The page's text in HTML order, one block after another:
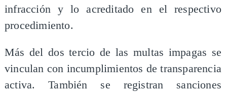
infracción y lo acreditado en el respectivo
procedimiento.
Más del dos tercio de las multas impagas se
vinculan con incumplimientos de transparencia
activa. También se registran sanciones